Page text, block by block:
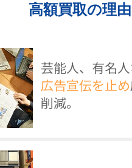
高額買取の理由
芸能人、有名
広告宣伝を止め
削減。